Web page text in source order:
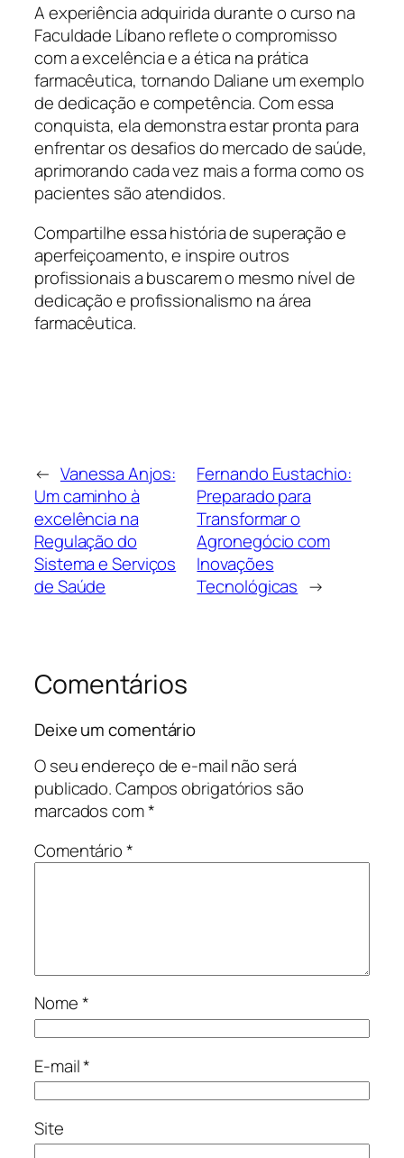
A experiência adquirida durante o curso na
Faculdade Líbano reflete o compromisso
com a excelência e a ética na prática
farmacêutica, tornando Daliane um exemplo
de dedicação e competência. Com essa
conquista, ela demonstra estar pronta para
enfrentar os desafios do mercado de saúde,
aprimorando cada vez mais a forma como os
pacientes são atendidos.
Compartilhe essa história de superação e
aperfeiçoamento, e inspire outros
profissionais a buscarem o mesmo nível de
dedicação e profissionalismo na área
farmacêutica.
← Vanessa Anjos:
Um caminho à
excelência na
Regulação do
Sistema e Serviços
de Saúde
Fernando Eustachio:
Preparado para
Transformar o
Agronegócio com
Inovações
Tecnológicas →
Comentários
Deixe um comentário
O seu endereço de e-mail não será
publicado.Campos obrigatórios são
marcados com*
Comentário*
Nome*
E-mail*
Site